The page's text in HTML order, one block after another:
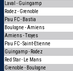
Laval - Guingamp
Rodez - Grenoble
Pau FC - Bastia
Boulogne - Amiens
Amiens - Troyes
Pau FC - Saint-Etienne
Guingamp - Rodez
Red Star - Le Mans
Grenoble - Boulogne